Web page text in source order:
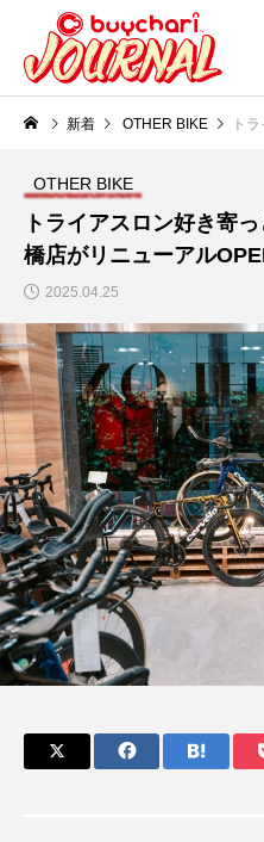
新着 OTHER BIKE トライ
OTHER BIKE
トライアスロン好き寄
橋店がリニューアル
2025.04.25